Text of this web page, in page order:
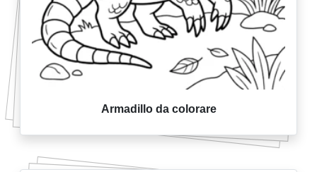
Armadillo da colorare